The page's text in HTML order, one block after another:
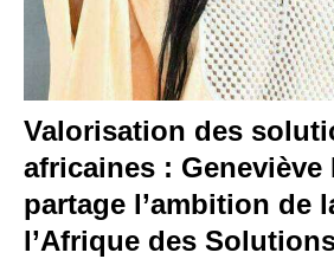
Valorisation des
africaines : Geneviève
partage l’ambition de
l’Afrique des